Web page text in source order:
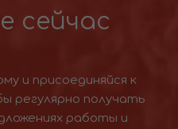
сейчас
и присоединяйся к
регулярно получать
работы и